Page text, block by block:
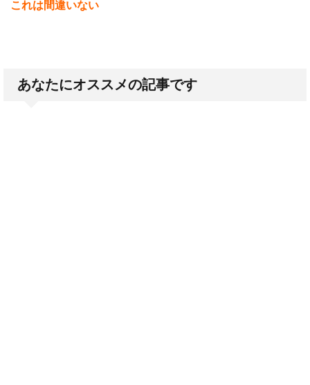
これは間違いない
あなたにオススメの記事です